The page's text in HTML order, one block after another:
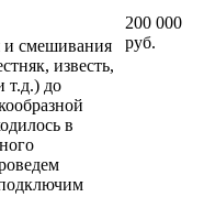
и смешивания
известь,
т.д.) до
в
200 000
руб.